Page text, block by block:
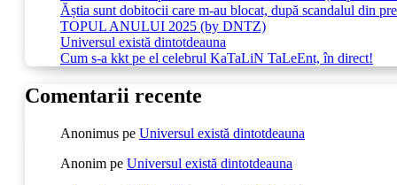
Ăștia sunt dobitocii care m-au blocat, după scandalul din
TOPUL ANULUI 2025 (by DNTZ)
Universul există dintotdeauna
Cum s-a kkt pe el celebrul KaTaLiN TaLeEnt, în direct!
Comentarii recente
Anonimus pe Universul există dintotdeauna
Anonim pe Universul există dintotdeauna